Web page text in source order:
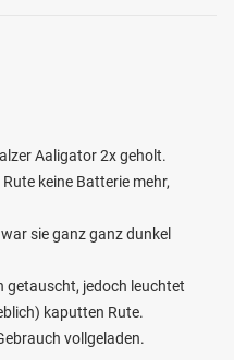
Aaligator 2x geholt.
keine Batterie mehr,
sie ganz ganz dunkel
getauscht, jedoch leuchtet
kaputten Rute.
vollgeladen.